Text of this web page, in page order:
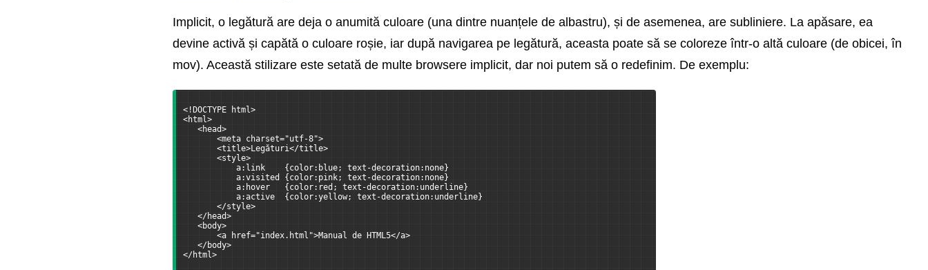
Implicit, o legătură are deja o anumită culoare (una dintre nuanțele de albastru), și de asemenea, are subliniere. La apăsare, ea
devine activă și capătă o culoare roșie, iar după navigarea pe legătură, aceasta poate să se coloreze într-o altă culoare (de obicei, în
mov). Această stilizare este setată de multe browsere implicit, dar noi putem să o redefinim. De exemplu:
<!DOCTYPE html>
<html>
<head>
<meta charset="utf-8">
<title>Legături</title>
<style>
a:link    {color:blue; text-decoration:none}
a:visited {color:pink; text-decoration:none}
a:hover   {color:red; text-decoration:underline}
a:active  {color:yellow; text-decoration:underline}
</style>
</head>
<body>
<a href="index.html">Manual de HTML5</a>
</body>
</html>